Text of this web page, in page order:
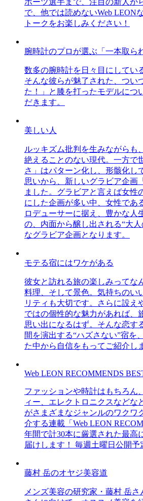
ポーツ選手まで、注目の新人か
で、他では読めないWeb LEON
トークをお楽しみください！
腕時計のプロが選ぶ「一本取ら
数多の腕時計を日々目にしてい
そんな彼らが魅了された、つい
た！」と膝を打ったモデルにつ
だきます。
美しい人
ルッキズム批判を生みながらも
絶えることのない現代。一方で
さ」はパターン化し、形骸化し
思いから、新しいグラビア企画
ました。グラビアと言えば女性
にした企画が多い中、女性であ
ロデューサーに据え、豊かな人
の、内面から醸し出される“大
なグラビア企画となります。
モテる宿にはワケがある
彼女と訪れる旅の楽しみって
料理、そして景色。気持ちのい
リティも大切です。さらに設え
ではの個性的な魅力があれば、
思い出になるはず。そんな恋す
間を演出する“ハズさない”宿を
た中から自信をもってご紹介し
Web LEON RECOMMENDS
ファッションや時計はもちろん
ィー、エレクトロニクスなどな
がさまざまなジャンルのワクワ
介する連載「Web LEON
年間で計30本に厳選された最高
届けします！ 毎週土曜日公開予
藤村 岳のオヤジ美容道
メンズ美容の研究家・藤村 岳